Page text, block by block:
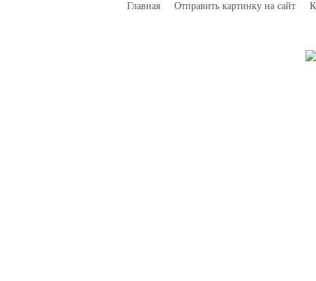
Главная Отправить картинку на сайт